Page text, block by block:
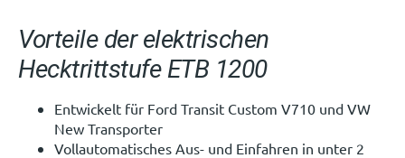
Vorteile der elektrischen
Hecktrittstufe ETB 1200
Entwickelt für Ford Transit Custom V710 und VW
New Transporter
Vollautomatisches Aus- und Einfahren in unter 2